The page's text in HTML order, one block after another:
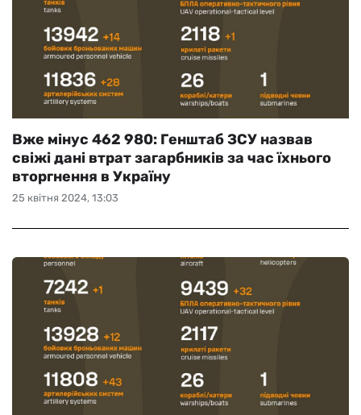
25 квітня 2024, 13:03
Вже мінус 462 980: Генштаб ЗСУ назвав
свіжі дані втрат загарбників за час їхнього
вторгнення в Україну